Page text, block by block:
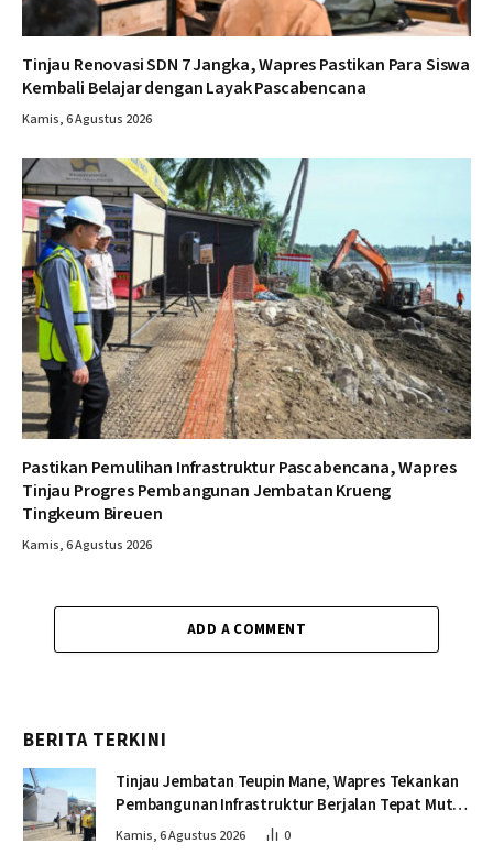
Tinjau Renovasi SDN 7 Jangka, Wapres Pastikan Para Siswa
Kembali Belajar dengan Layak Pascabencana
Kamis, 6 Agustus 2026
Pastikan Pemulihan Infrastruktur Pascabencana, Wapres
Tinjau Progres Pembangunan Jembatan Krueng
Tingkeum Bireuen
Kamis, 6 Agustus 2026
ADD A COMMENT
BERITA TERKINI
Tinjau Jembatan Teupin Mane, Wapres Tekankan
Pembangunan Infrastruktur Berjalan Tepat Mutu
dan Tepat Waktu
Kamis, 6 Agustus 2026 0